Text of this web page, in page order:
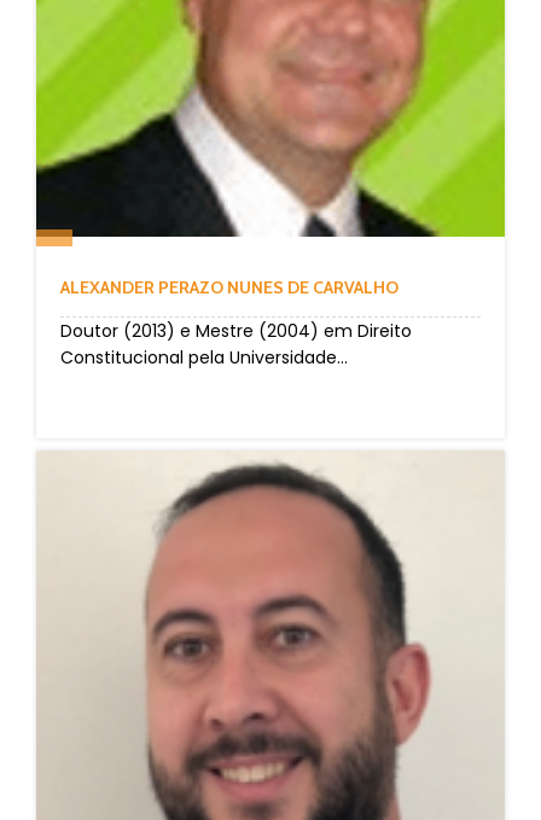
ALEXANDER PERAZO NUNES DE CARVALHO
Doutor (2013) e Mestre (2004) em Direito
Constitucional pela Universidade...